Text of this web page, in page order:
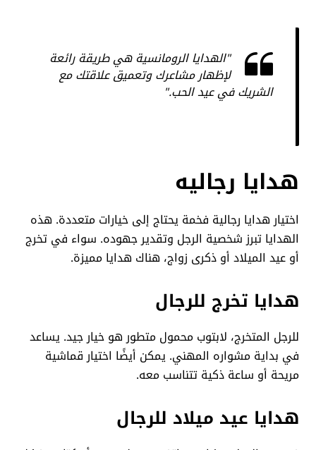
"الهدايا الرومانسية هي طريقة رائعة
لإظهار مشاعرك وتعميق علاقتك مع
الشريك في عيد الحب."
هدايا رجاليه
اختيار هدايا رجالية فخمة يحتاج إلى خيارات متعددة. هذه
الهدايا تبرز شخصية الرجل وتقدير جهوده. سواء في تخرج
أو عيد الميلاد أو ذكرى زواج، هناك هدايا مميزة.
هدايا تخرج للرجال
للرجل المتخرج، لابتوب محمول متطور هو خيار جيد. يساعد
في بداية مشواره المهني. يمكن أيضًا اختيار قماشية
مريحة أو ساعة ذكية تتناسب معه.
هدايا عيد ميلاد للرجال